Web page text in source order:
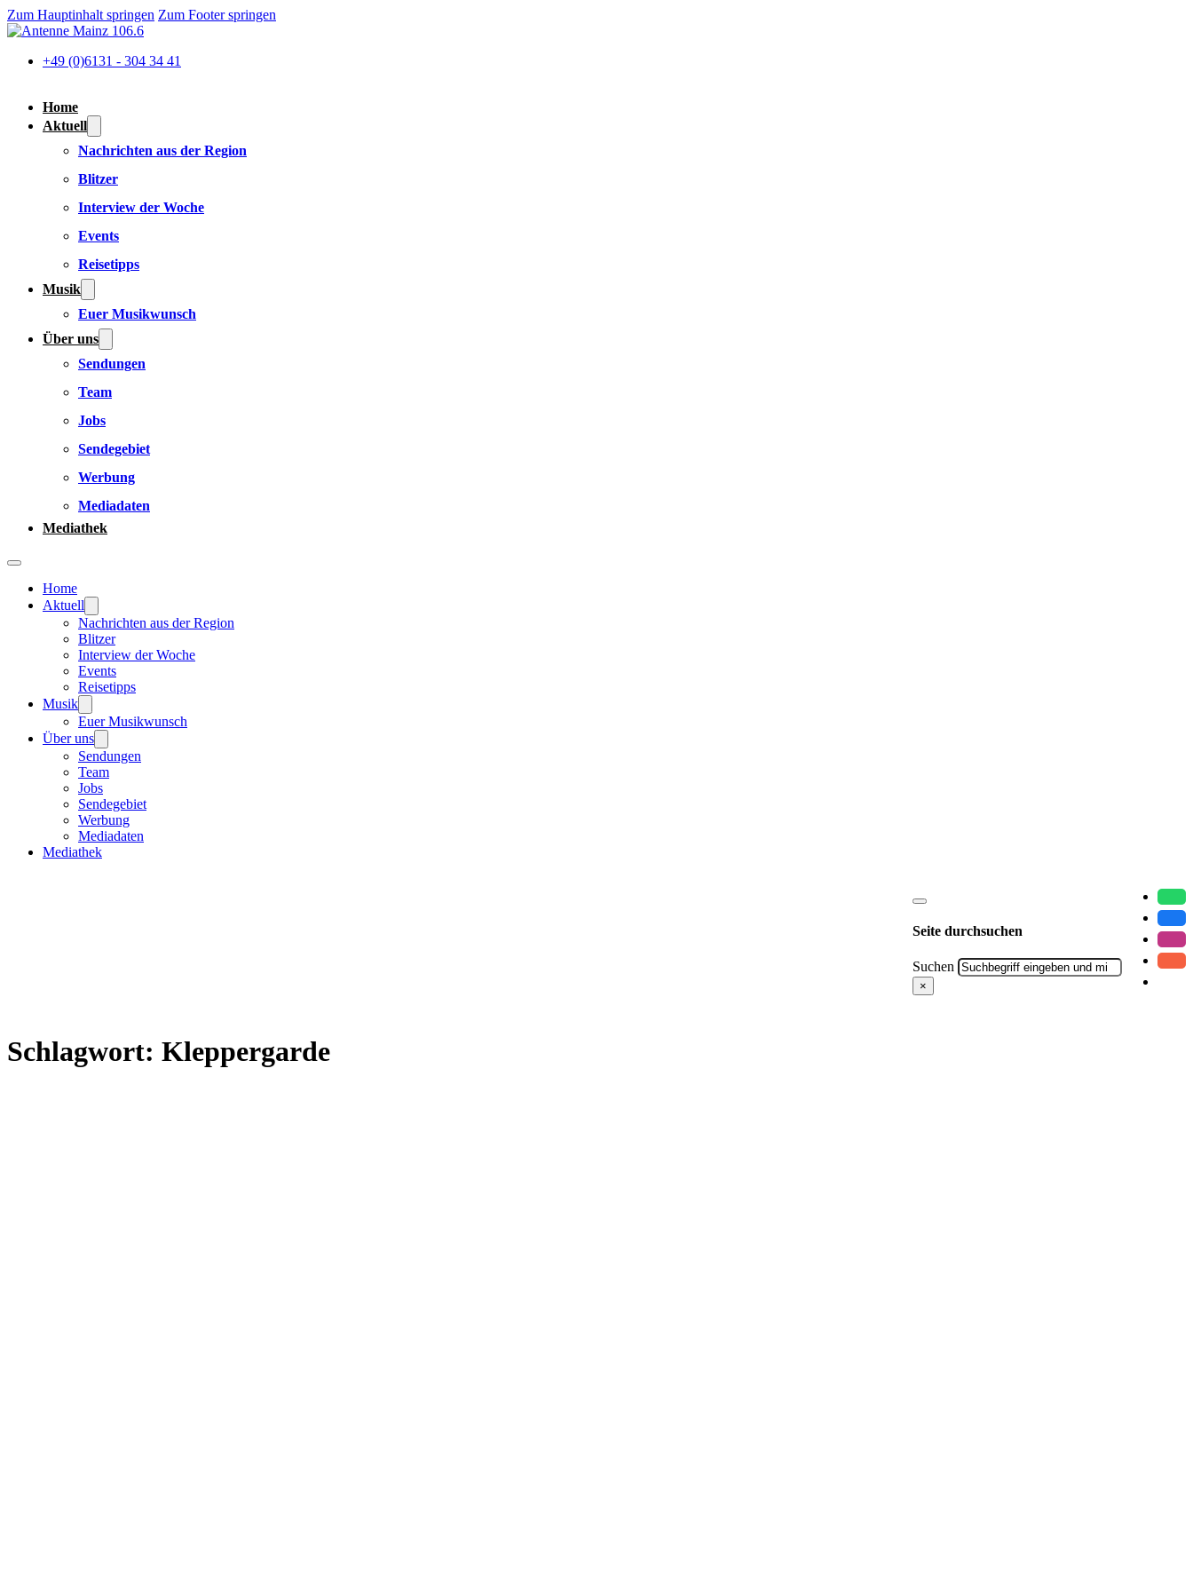
Zum Hauptinhalt springen Zum Footer springen
+49 (0)6131 - 304 34 41
Home
Aktuell
Nachrichten aus der Region
Blitzer
Interview der Woche
Events
Reisetipps
Musik
Euer Musikwunsch
Über uns
Sendungen
Team
Jobs
Sendegebiet
Werbung
Mediadaten
Mediathek
Home
Aktuell
Nachrichten aus der Region
Blitzer
Interview der Woche
Events
Reisetipps
Musik
Euer Musikwunsch
Über uns
Sendungen
Team
Jobs
Sendegebiet
Werbung
Mediadaten
Mediathek
Seite durchsuchen
Suchen
×
Schlagwort: Kleppergarde